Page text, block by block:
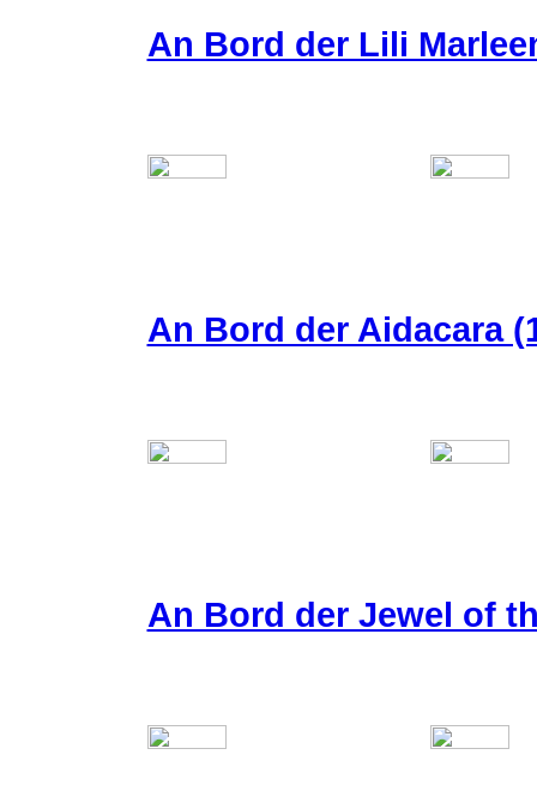
An Bord der Lili
An Bord der Aidacara
An Bord der Jewel of